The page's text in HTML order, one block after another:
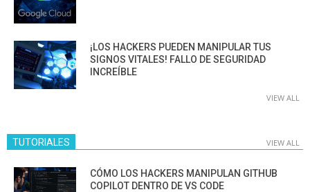
¡LOS HACKERS PUEDEN MANIPULAR TUS
SIGNOS VITALES! FALLO DE SEGURIDAD
INCREÍBLE
VIEW ALL
TUTORIALES VIEW ALL
CÓMO LOS HACKERS MANIPULAN GITHUB
COPILOT DENTRO DE VS CODE